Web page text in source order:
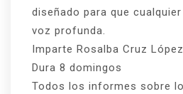
diseñado para que
voz profunda.
Imparte Rosalba Cruz López
Dura 8 domingos
Todos los informes sobre